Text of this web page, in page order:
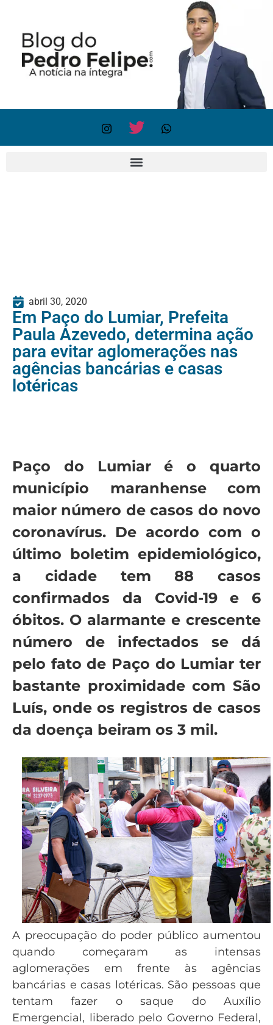
abril 30, 2020
Em Paço do Lumiar, Prefeita
Paula Azevedo, determina ação
para evitar aglomerações nas
agências bancárias e casas
lotéricas
Paço do Lumiar é o quarto
município maranhense com
maior número de casos do novo
coronavírus. De acordo com o
último boletim epidemiológico,
a cidade tem 88 casos
confirmados da Covid-19 e 6
óbitos. O alarmante e crescente
número de infectados se dá
pelo fato de Paço do Lumiar ter
bastante proximidade com São
Luís, onde os registros de casos
da doença beiram os 3 mil.
A preocupação do poder público aumentou
quando começaram as intensas
aglomerações em frente às agências
bancárias e casas lotéricas. São pessoas que
tentam fazer o saque do Auxílio
Emergencial, liberado pelo Governo Federal,